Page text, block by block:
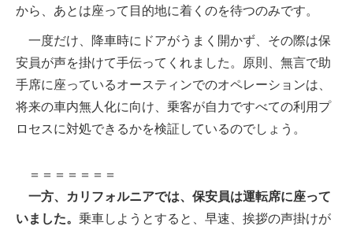
から、あとは座って目的地に着くのを待つのみです。
一度だけ、降車時にドアがうまく開かず、その際は保
安員が声を掛けて手伝ってくれました。原則、無言で助
手席に座っているオースティンでのオペレーションは、
将来の車内無人化に向け、乗客が自力ですべての利用プ
ロセスに対処できるかを検証しているのでしょう。
＝＝＝＝＝＝＝
一方、カリフォルニアでは、保安員は運転席に座って
いました。 乗車しようとすると、早速、挨拶の声掛けが